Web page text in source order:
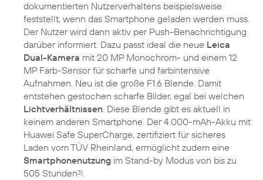
dokumentierten Nutzerverhaltens beispielsweise
feststellt, wenn das Smartphone geladen werden muss.
Der Nutzer wird dann aktiv per Push-Benachrichtigung
darüber informiert. Dazu passt ideal die neue Leica
Dual-Kamera mit 20 MP Monochrom- und einem 12
MP Farb-Sensor für scharfe und farbintensive
Aufnahmen. Neu ist die große F1.6 Blende. Damit
entstehen gestochen scharfe Bilder, egal bei welchen
Lichtverhältnissen. Diese Blende gibt es aktuell in
keinem anderen Smartphone. Der 4.000-mAh-Akku mit
Huawei Safe SuperCharge, zertifiziert für sicheres
Laden vom TÜV Rheinland, ermöglicht zudem eine
Smartphonenutzung im Stand-by Modus von bis zu
505 Stunden3).